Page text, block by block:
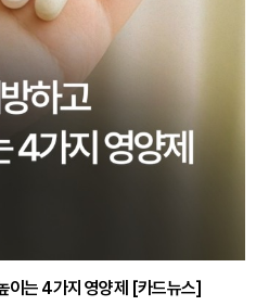
이는 4가지 영양제 [카드뉴스]